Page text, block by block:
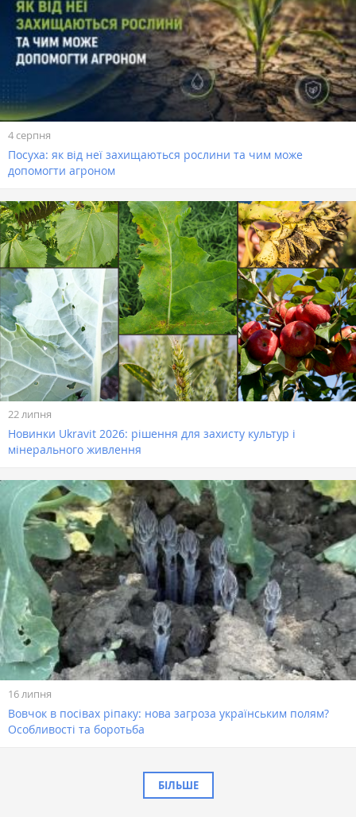
4 серпня
Посуха: як від неї захищаються рослини та чим може
допомогти агроном
22 липня
Новинки Ukravit 2026: рішення для захисту культур і
мінерального живлення
16 липня
Вовчок в посівах ріпаку: нова загроза українським полям?
Особливості та боротьба
БІЛЬШЕ